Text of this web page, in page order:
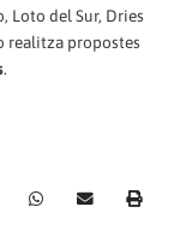
Loto del Sur, Dries
realitza propostes
.